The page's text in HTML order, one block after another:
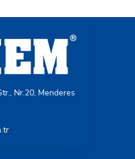
Nr.20, Menderes